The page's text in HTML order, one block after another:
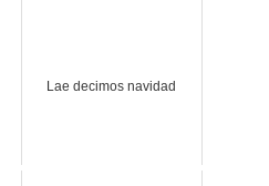
Lae decimos navidad